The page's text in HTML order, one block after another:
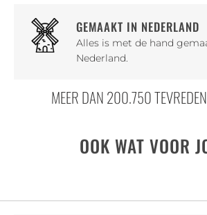
GEMAAKT IN NEDERLAND
Alles is met de hand
Nederland.
MEER DAN 200.750
OOK WAT VOOR